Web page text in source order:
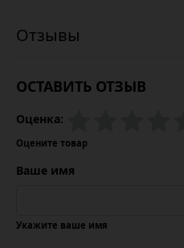
ОСТАВИТЬ ОТЗЫВ
Оценка:
Оцените товар
Ваше имя
Укажите ваше имя